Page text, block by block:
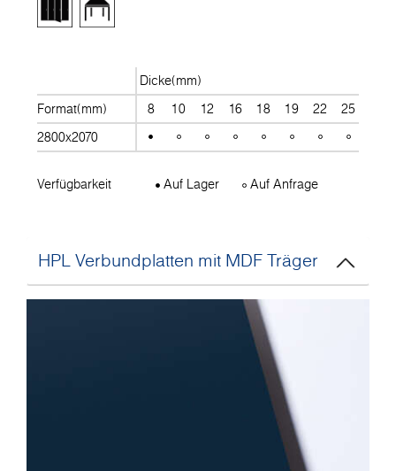
Dicke(mm)
Format(mm)
8 10 12 16 18 19 22 25
2800x2070
Verfügbarkeit Auf Lager Auf Anfrage
HPL Verbundplatten mit MDF Träger